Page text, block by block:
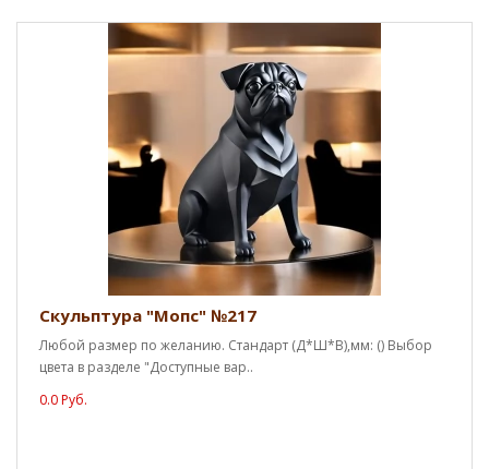
Скульптура "Мопс" №217
Любой размер по желанию. Стандарт (Д*Ш*В),мм: () Выбор
цвета в разделе "Доступные вар..
0.0 Руб.